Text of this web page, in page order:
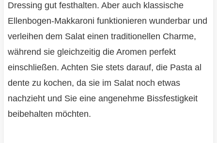
Dressing gut festhalten. Aber auch klassische
Ellenbogen-Makkaroni funktionieren wunderbar und
verleihen dem Salat einen traditionellen Charme,
während sie gleichzeitig die Aromen perfekt
einschließen. Achten Sie stets darauf, die Pasta al
dente zu kochen, da sie im Salat noch etwas
nachzieht und Sie eine angenehme Bissfestigkeit
beibehalten möchten.